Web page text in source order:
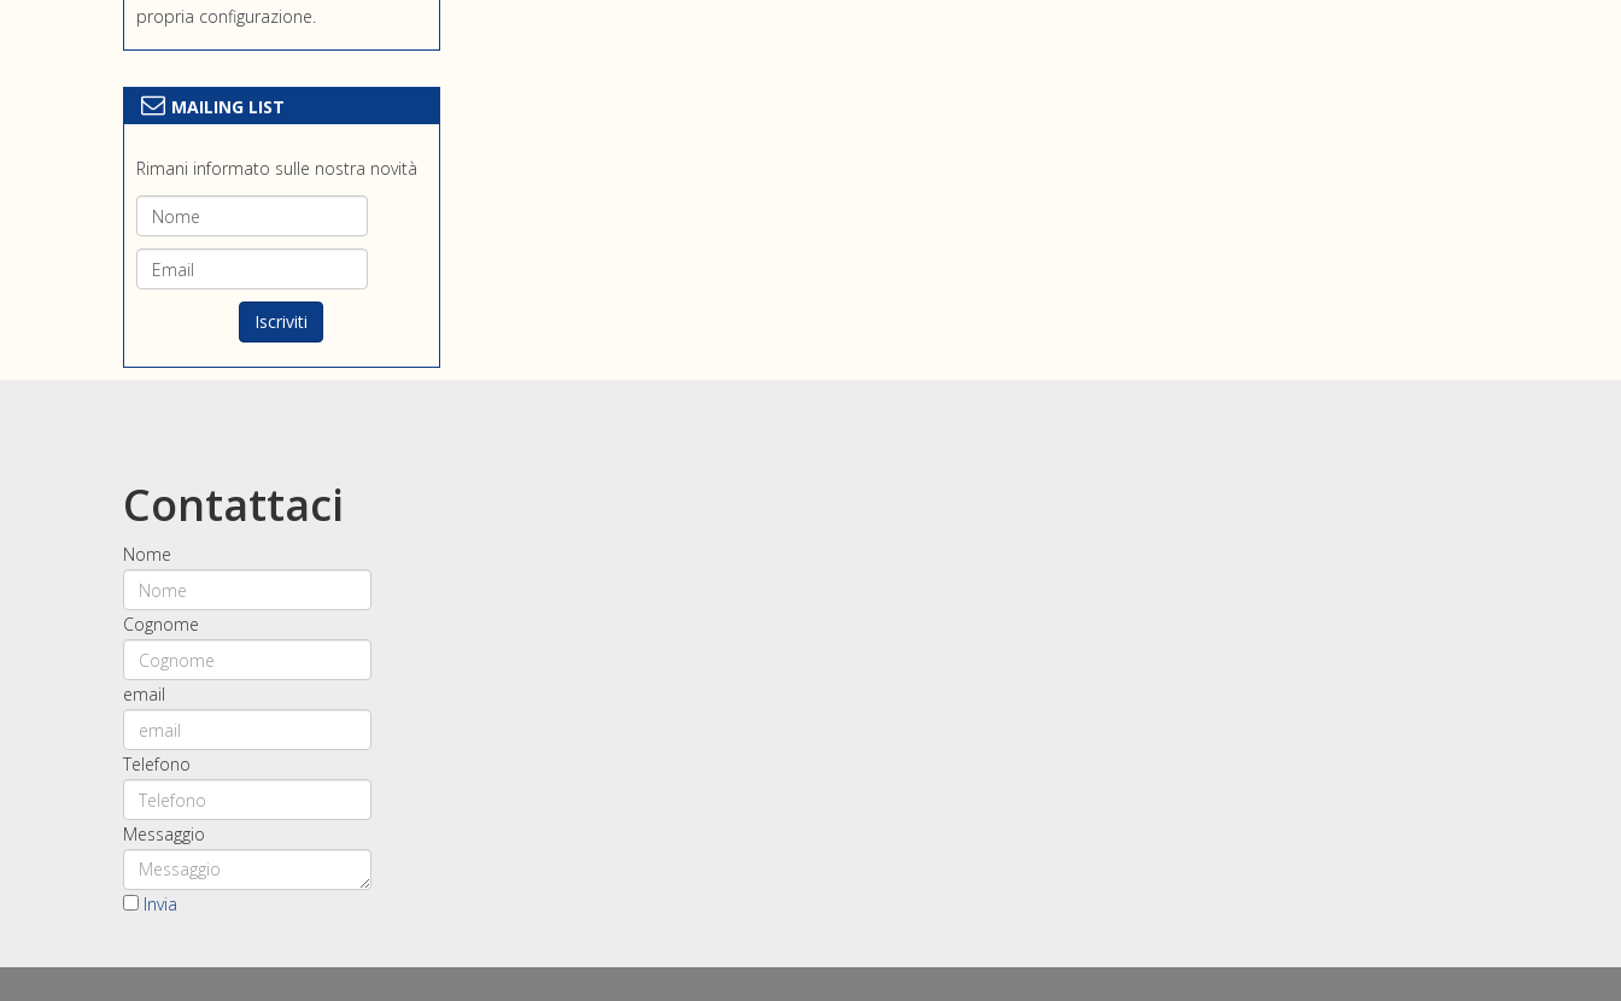
propria configurazione.
MAILING LIST
Rimani informato sulle nostra novità
Contattaci
Nome
Cognome
email
Telefono
Messaggio
Invia